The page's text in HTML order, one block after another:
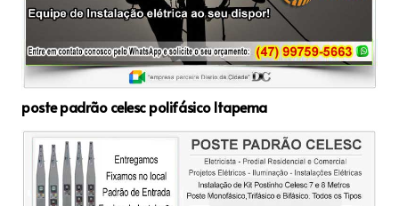
poste padrão celesc polifásico Itapema